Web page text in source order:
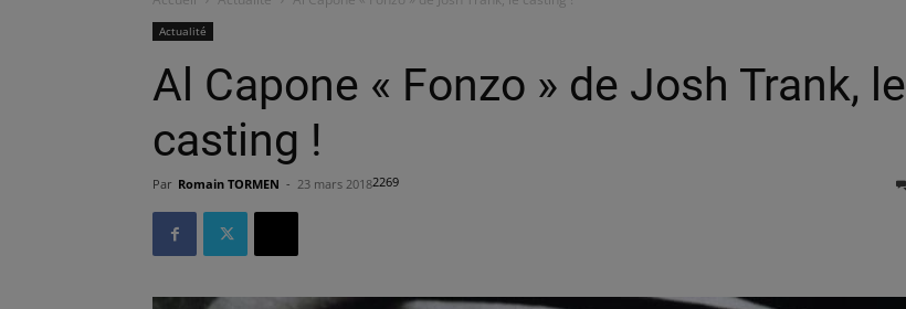
Actualité
Al Capone « Fonzo » de Josh Trank, le
casting !
Par Romain TORMEN - 23 mars 20182269